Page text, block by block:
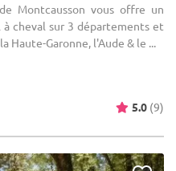
Montcausson vous offre un
cheval sur 3 départements et
Haute-Garonne, l'Aude & le ...
5.0 (9)